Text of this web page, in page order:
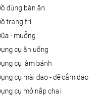
đồ dùng bàn ăn
đồ trang trí
đũa - muỗng
dụng cụ ăn uống
dụng cụ làm bánh
dụng cụ mài dao - đế cắm dao
dụng cụ mở nắp chai